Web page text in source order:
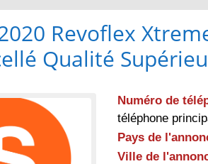
Revoflex
Qualité
Numéro de
téléphone
Pays de
Ville de